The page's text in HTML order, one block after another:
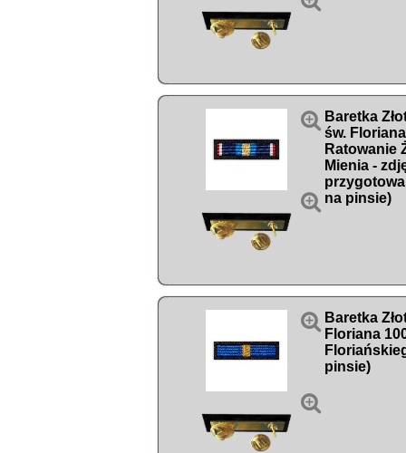


Baretka
św.
Ratowanie
Mienia -
na pinsie)


Baretka
Floriana
pinsie)